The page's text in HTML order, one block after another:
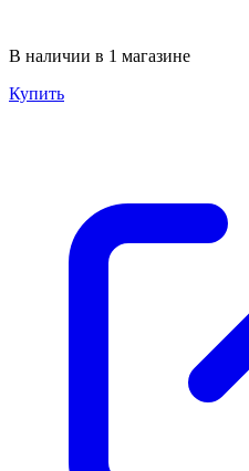
В наличии в 1 магазине
Купить